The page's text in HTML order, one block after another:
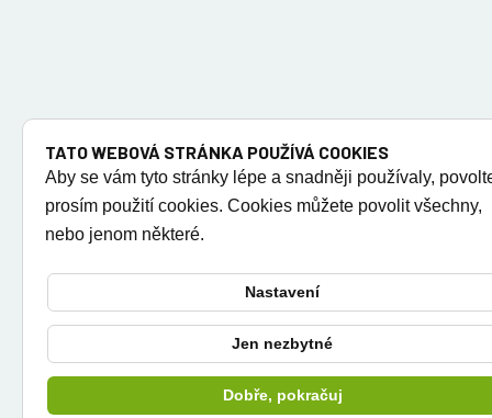
TATO WEBOVÁ STRÁNKA POUŽÍVÁ COOKIES
Aby se vám tyto stránky lépe a snadněji používaly,
prosím použití cookies. Cookies můžete povolit všechny,
nebo jenom některé.
Nastavení
Jen nezbytné
Dobře, pokračuj